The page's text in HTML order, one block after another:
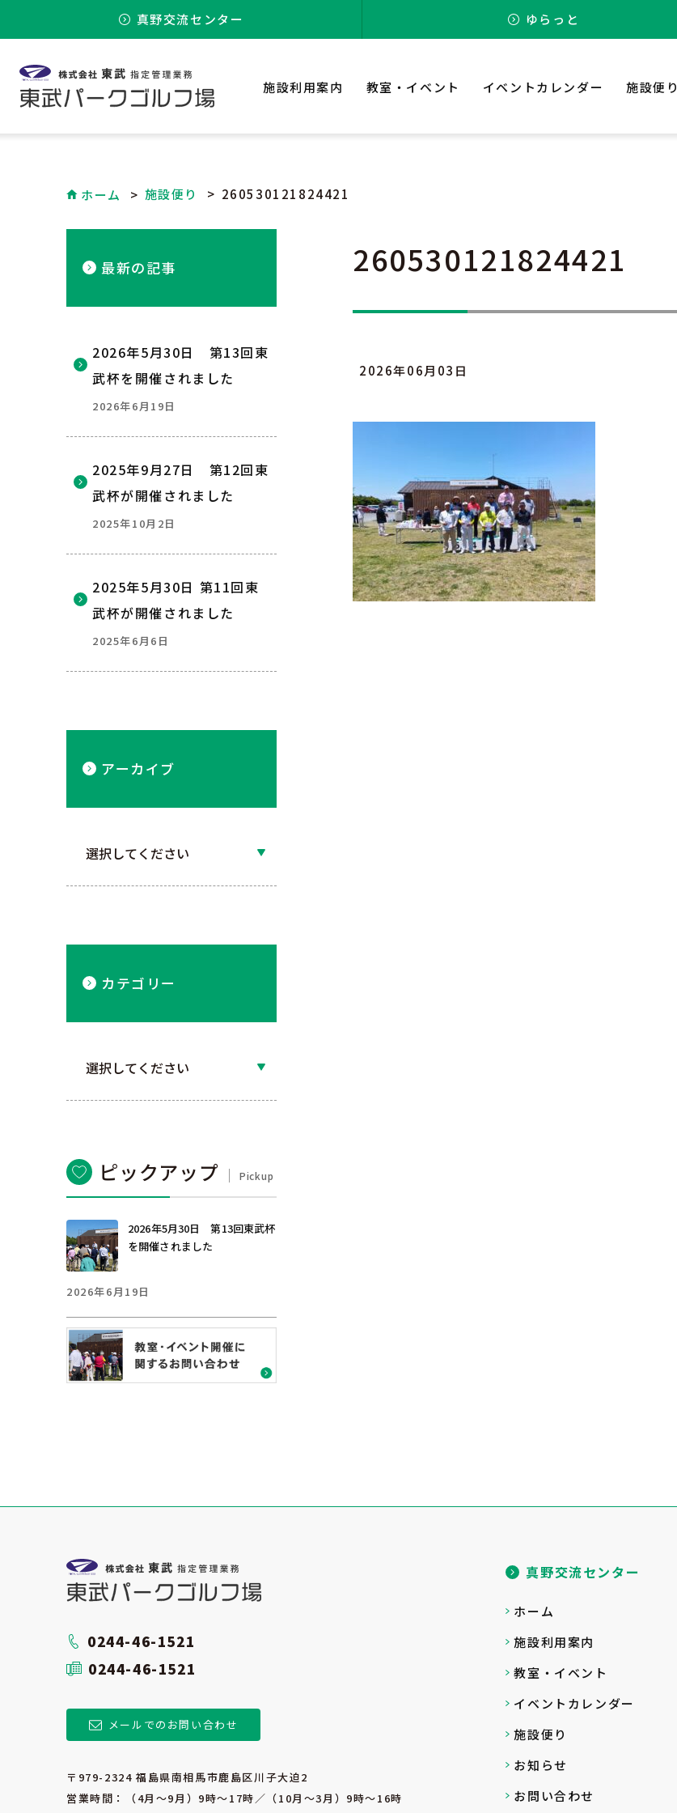
真野交流センター ゆらっと
施設利用案内 教室・イベント イベントカレンダー 施設便り
ホーム 施設便り 260530121824421
最新の記事
2026年5月30日 第13回東
武杯を開催されました
2026年6月19日
2025年9月27日 第12回東
武杯が開催されました
2025年10月2日
2025年5月30日 第11回東
武杯が開催されました
2025年6月6日
アーカイブ
カテゴリー
ピックアップ Pickup
2026年5月30日 第13回東武杯
を開催されました
2026年6月19日
260530121824421
2026年06月03日
0244-46-1521
0244-46-1521
メールでのお問い合わせ
〒979-2324 福島県南相馬市鹿島区川子大迫2
営業時間：（4月～9月）9時～17時／（10月～3月）9時～16時
真野交流センター
ホーム
施設利用案内
教室・イベント
イベントカレンダー
施設便り
お知らせ
お問い合わせ